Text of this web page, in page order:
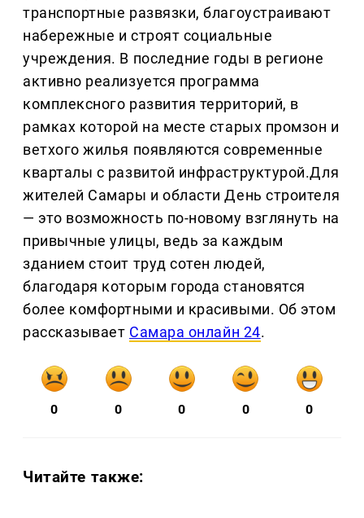
транспортные развязки, благоустраивают
набережные и строят социальные
учреждения. В последние годы в регионе
активно реализуется программа
комплексного развития территорий, в
рамках которой на месте старых промзон и
ветхого жилья появляются современные
кварталы с развитой инфраструктурой.Для
жителей Самары и области День строителя
— это возможность по-новому взглянуть на
привычные улицы, ведь за каждым
зданием стоит труд сотен людей,
благодаря которым города становятся
более комфортными и красивыми. Об этом
рассказывает Самара онлайн 24.
0 0 0 0 0
Читайте также: